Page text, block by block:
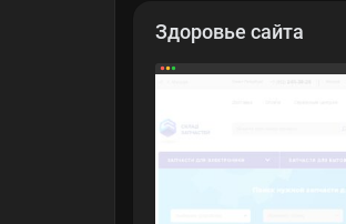
Здоровье сайта